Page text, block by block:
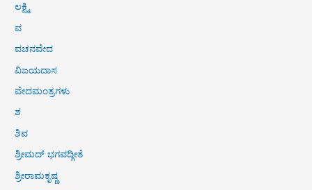
ಲಕ್ಷ್ಮಿ
ವ
ವಚನವೇದ
ವಿಜಯದಾಸ
ವೇದಮಂತ್ರಗಳು
ಶ
ಶಿವ
ಶ್ರೀಮದ್ ಭಗವದ್ಗೀತೆ
ಶ್ರೀರಾಮಕೃಷ್ಣ